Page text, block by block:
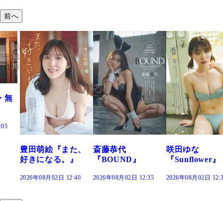
前へ
斎藤恭代
『BOUND』
2026年08月02日 12:35
咲田ゆな
『Sunflower』
2026年08月02日 12:30
藤水咲桜『花
だまり』
2026年08月02日